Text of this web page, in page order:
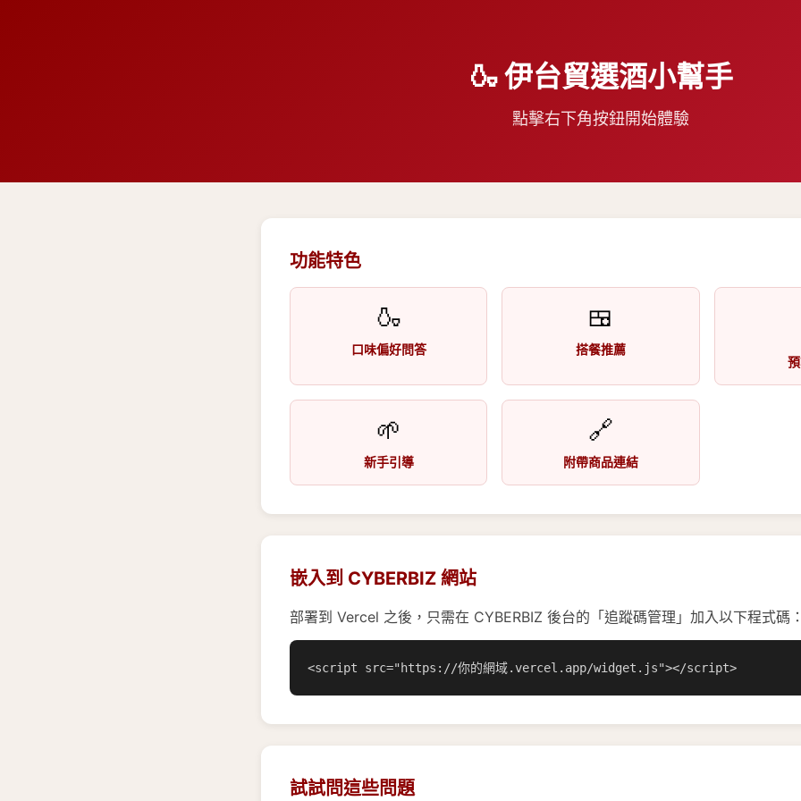
🍶 伊台貿選酒小幫手
點擊右下角按鈕開始體驗
功能特色
🍶
口味偏好問答
🍱
搭餐推薦
🌱
新手引導
🔗
附帶商品連結
嵌入到 CYBERBIZ 網站
部署到 Vercel 之後，只需在 CYBERBIZ 後台的「追蹤碼管理」加入以下程式碼
<script src="https://你的網域.vercel.app/widget.js"></script>
試試問這些問題